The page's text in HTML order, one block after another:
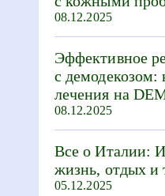
08.12.2025
Эффективное
с демодекозом:
лечения на
08.12.2025
Все о Италии:
жизнь, отдых и
05.12.2025